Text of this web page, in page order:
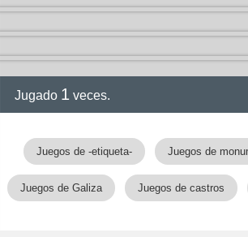
Jugado 1 veces.
Juegos de -etiqueta- Juegos de
Juegos de Galiza Juegos de castros